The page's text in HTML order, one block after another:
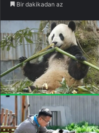
Bir dakikadan az